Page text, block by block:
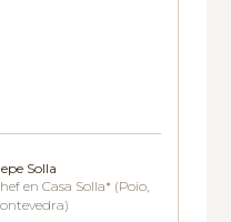
Solla
en Casa Solla* (Poio,